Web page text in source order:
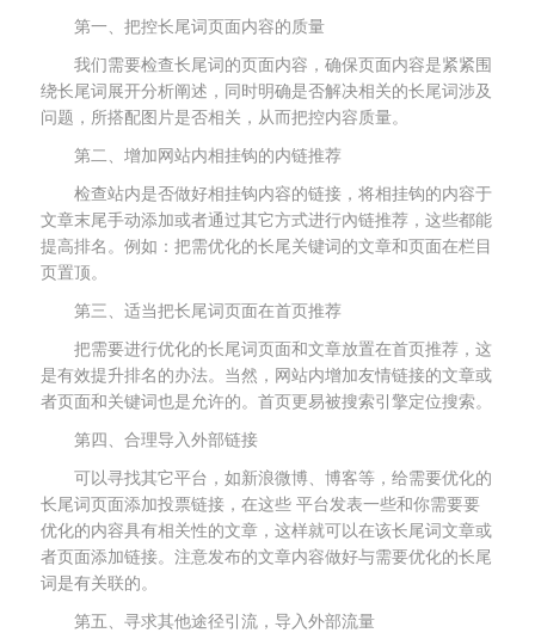
第一、把控长尾词页面内容的质量
我们需要检查长尾词的页面内容，确保页面内容是紧紧围
绕长尾词展开分析阐述，同时明确是否解决相关的长尾词涉及
问题，所搭配图片是否相关，从而把控内容质量。
第二、增加网站内相挂钩的内链推荐
检查站内是否做好相挂钩内容的链接，将相挂钩的内容于
文章末尾手动添加或者通过其它方式进行內链推荐，这些都能
提高排名。例如：把需优化的长尾关键词的文章和页面在栏目
页置顶。
第三、适当把长尾词页面在首页推荐
把需要进行优化的长尾词页面和文章放置在首页推荐，这
是有效提升排名的办法。当然，网站内增加友情链接的文章或
者页面和关键词也是允许的。首页更易被搜索引擎定位搜索。
第四、合理导入外部链接
可以寻找其它平台，如新浪微博、博客等，给需要优化的
长尾词页面添加投票链接，在这些 平台发表一些和你需要要
优化的内容具有相关性的文章，这样就可以在该长尾词文章或
者页面添加链接。注意发布的文章内容做好与需要优化的长尾
词是有关联的。
第五、寻求其他途径引流，导入外部流量